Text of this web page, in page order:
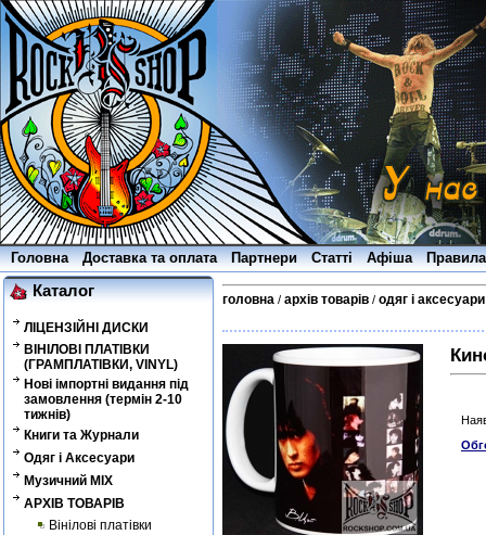
Головна Доставка та оплата Партнери Статті Афіша
Каталог
ЛІЦЕНЗІЙНІ ДИСКИ
ВІНІЛОВІ ПЛАТІВКИ
(ГРАМПЛАТІВКИ, VINYL)
Нові імпортні видання під
замовлення (термін 2-10
тижнів)
Книги та Журнали
Одяг і Аксесуари
Музичний MIX
АРХІВ ТОВАРІВ
Вінілові платівки
головна / архів товарів / одяг і аксесуари